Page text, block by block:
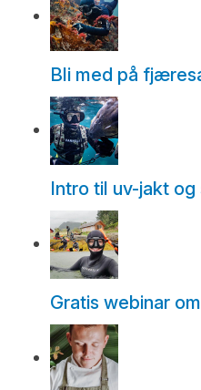
Bli med på
Intro til uv-jakt og
Gratis webinar